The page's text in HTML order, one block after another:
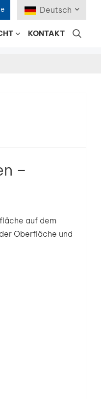
Deutsch
بالعربية
KONTAKT
–
auf dem
Oberfläche und